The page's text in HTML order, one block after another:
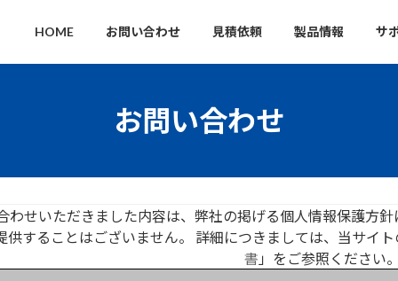
HOME お問い合わせ 見積依頼 製品情報 サ
お問い合わせ
わせいただきました内容は、弊社の掲げる個人情報保護方
供することはございません。 詳細につきましては、 当サイ
書 」をご参照ください